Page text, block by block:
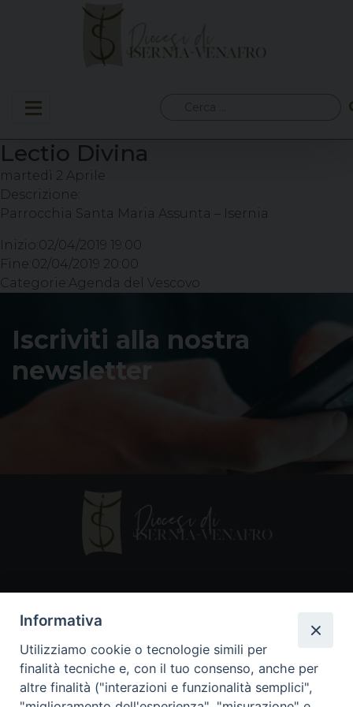
per:
Lectio Divina
martedì 2 Aprile
Descrizione:
Parrocchia Santa Maria Assunta – Isernia
Inizio: 02/04/2019 19:00
Fine: 02/04/2019 20:00
Categorie: Agenda del Vescovo
Iscriviti alla nostra
newsletter
86170 Isernia
086550849
segreteria@diocesiiserniavenafro.it
Informativa
Utilizziamo cookie o tecnologie simili per
finalità tecniche e, con il tuo consenso, anche per
altre finalità ("interazioni e funzionalità semplici",